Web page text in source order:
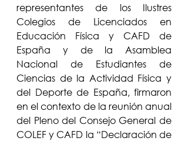
representantes de los Ilustres
Colegios de Licenciados en
Educación Física y CAFD de
España y de la Asamblea
Nacional de Estudiantes de
Ciencias de la Actividad Física y
del Deporte de España, firmaron
en el contexto de la reunión anual
del Pleno del Consejo General de
COLEF y CAFD la “Declaración de